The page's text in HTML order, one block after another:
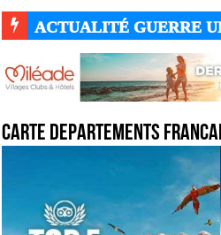
ACTUALITÉ GUERRE
carte departements